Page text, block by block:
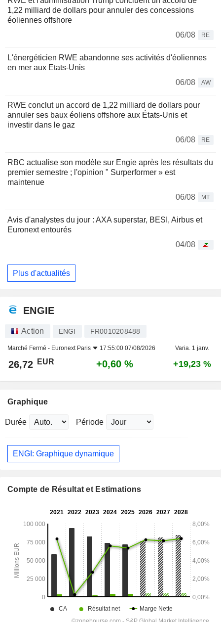
1,22 milliard de dollars pour annuler des concessions
éoliennes offshore
06/08
RE
L'énergéticien RWE abandonne ses activités d'éoliennes
en mer aux Etats-Unis
06/08
AW
RWE conclut un accord de 1,22 milliard de dollars pour
annuler ses baux éoliens offshore aux États-Unis et
investir dans le gaz
06/08
RE
RBC actualise son modèle sur Engie après les résultats du
premier semestre ; l'opinion " Surperformer » est
maintenue
06/08
MT
Avis d'analystes du jour : AXA superstar, BESI, Airbus et
Euronext entourés
04/08
Plus d'actualités
ENGIE
Action ENGI FR0010208488
Marché Fermé - Euronext Paris 17:55:00 07/08/2026 Varia. 1 janv.
26,72 EUR +0,60 % +19,23 %
Graphique
Durée Période
ENGI: Graphique dynamique
Compte de Résultat et Estimations